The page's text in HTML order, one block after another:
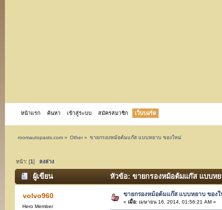
หน้าแรก ค้นหา เข้าสู่ระบบ สมัครสมาชิก เว็บบอร์ด
roomautopasts.com» Other» ขายกรองหม้อต้มแก๊ส แบบหยาบ ของใหม่
หน้า: [1] ลงล่าง
ผู้เขียน หัวข้อ: ขายกรองหม้อต้มแก๊ส แบบห
volvo960
Hero Member
ขายกรองหม้อต้มแก๊ส แบบหยาบ ของ
« เมื่อ:เมษายน 16, 2014, 01:56:21 AM »